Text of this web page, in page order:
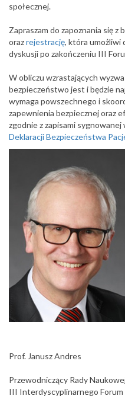
społecznej.
Zapraszam do zapoznania się z
orazrejestrację, która umożliwi
dyskusji po zakończeniu III
W obliczu wzrastających
bezpieczeństwo jest i będzie
wymaga powszechnego i
zapewnienia bezpiecznej oraz
zgodnie z zapisami sygnowanej
Deklaracji Bezpieczeństwa
Prof. Janusz Andres
Przewodniczący Rady
III Interdyscyplinarnego